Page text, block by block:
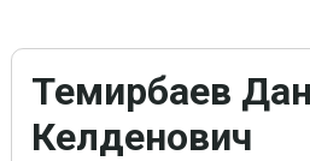
Темирбаев
Келденович